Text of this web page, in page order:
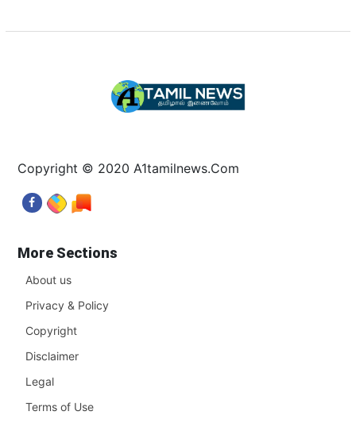
Copyright © 2020 A1tamilnews.Com
More Sections
About us
Privacy & Policy
Copyright
Disclaimer
Legal
Terms of Use